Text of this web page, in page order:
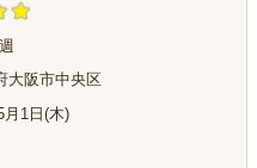
大阪市中央区
月1日(木)